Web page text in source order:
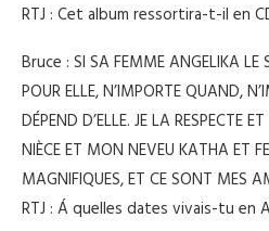
RTJ : Cet album ressortira-t-il en
Bruce : SI SA FEMME ANGELIKA LE
POUR ELLE, N’IMPORTE QUAND,
DÉPEND D’ELLE. JE LA RESPECTE
NIÈCE ET MON NEVEU KATHA ET
MAGNIFIQUES, ET CE SONT MES
RTJ : Á quelles dates vivais-tu en